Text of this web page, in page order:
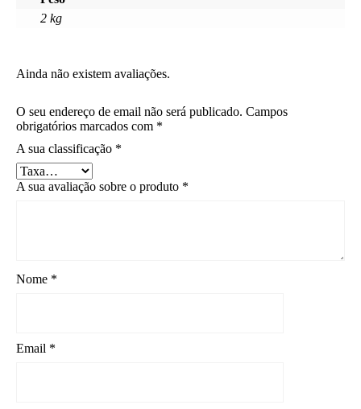
2 kg
Ainda não existem avaliações.
O seu endereço de email não será publicado. Campos
obrigatórios marcados com *
A sua classificação *
A sua avaliação sobre o produto *
Nome *
Email *